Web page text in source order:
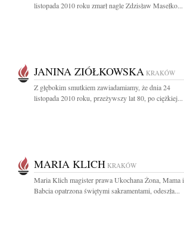
listopada 2010 roku zmarł nagle Zdzisław Masełko...
JANINA ZIÓŁKOWSKA KRAKÓW
Z głębokim smutkiem zawiadamiamy, że dnia 24
listopada 2010 roku, przeżywszy lat 80, po ciężkiej...
MARIA KLICH KRAKÓW
Maria Klich magister prawa Ukochana Żona, Mama i
Babcia opatrzona świętymi sakramentami, odeszła...